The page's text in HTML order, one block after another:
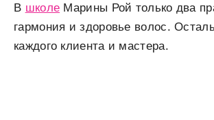
В школе Марины Рой только два
гармония и здоровье волос.
каждого клиента и мастера.